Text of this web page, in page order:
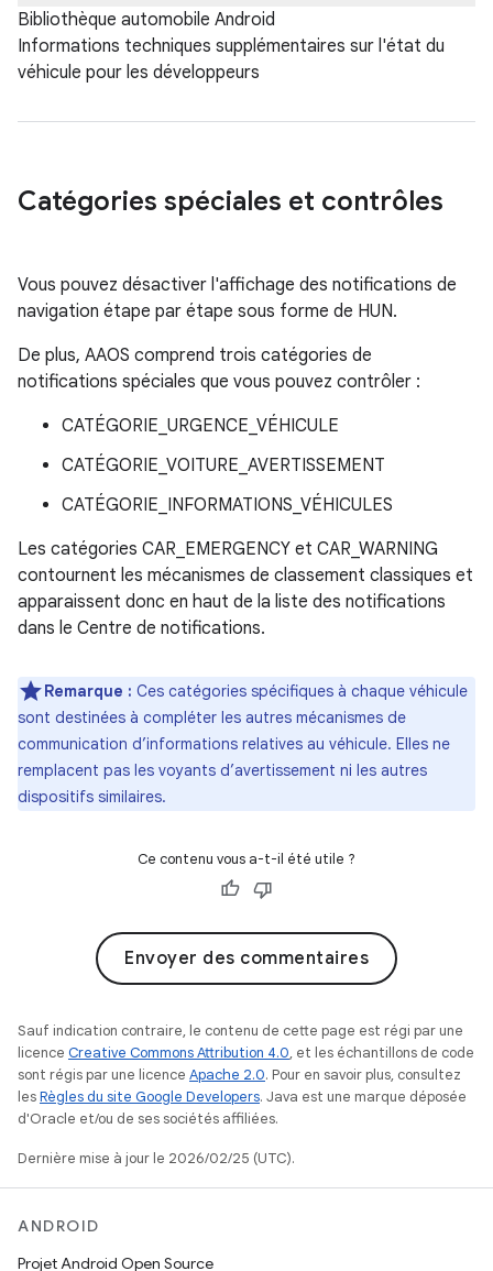
Bibliothèque automobile Android
Informations techniques supplémentaires sur l'état du
véhicule pour les développeurs
Catégories spéciales et contrôles
Vous pouvez désactiver l'affichage des notifications de
navigation étape par étape sous forme de HUN.
De plus, AAOS comprend trois catégories de
notifications spéciales que vous pouvez contrôler :
CATÉGORIE_URGENCE_VÉHICULE
CATÉGORIE_VOITURE_AVERTISSEMENT
CATÉGORIE_INFORMATIONS_VÉHICULES
Les catégories CAR_EMERGENCY et CAR_WARNING
contournent les mécanismes de classement classiques et
apparaissent donc en haut de la liste des notifications
dans le Centre de notifications.
Remarque : Ces catégories spécifiques à chaque véhicule
sont destinées à compléter les autres mécanismes de
communication d’informations relatives au véhicule. Elles ne
remplacent pas les voyants d’avertissement ni les autres
dispositifs similaires.
Ce contenu vous a-t-il été utile ?
Envoyer des commentaires
Sauf indication contraire, le contenu de cette page est régi par une
licence Creative Commons Attribution 4.0, et les échantillons de code
sont régis par une licence Apache 2.0. Pour en savoir plus, consultez
lesRègles du site Google Developers. Java est une marque déposée
d'Oracle et/ou de ses sociétés affiliées.
Dernière mise à jour le 2026/02/25 (UTC).
ANDROID
Projet Android Open Source